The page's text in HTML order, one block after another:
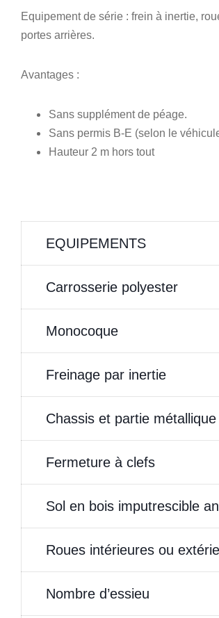
Equipement de série : frein à inertie,
portes arrières.
Avantages :
Sans supplément de péage.
Sans permis B-E (selon le
Hauteur 2 m hors tout
EQUIPEMENTS
Carrosserie polyester
Monocoque
Freinage par inertie
Chassis et partie
Fermeture à clefs
Sol en bois imputrescible
Roues intérieures ou
Nombre d’essieu